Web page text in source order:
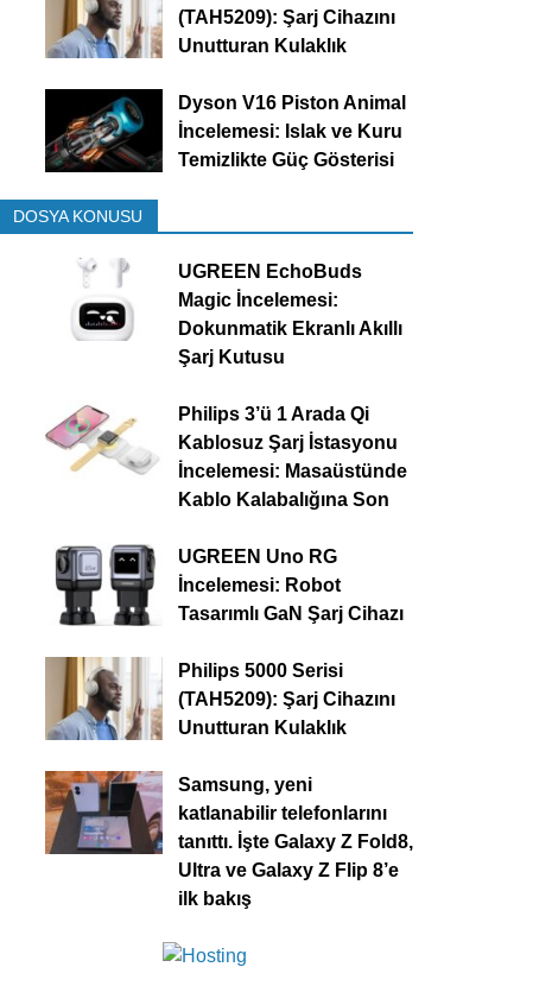
(TAH5209): Şarj Cihazını
Unutturan Kulaklık
Dyson V16 Piston Animal
İncelemesi: Islak ve Kuru
Temizlikte Güç Gösterisi
DOSYA KONUSU
UGREEN EchoBuds
Magic İncelemesi:
Dokunmatik Ekranlı Akıllı
Şarj Kutusu
Philips 3’ü 1 Arada Qi
Kablosuz Şarj İstasyonu
İncelemesi: Masaüstünde
Kablo Kalabalığına Son
UGREEN Uno RG
İncelemesi: Robot
Tasarımlı GaN Şarj Cihazı
Philips 5000 Serisi
(TAH5209): Şarj Cihazını
Unutturan Kulaklık
Samsung, yeni
katlanabilir telefonlarını
tanıttı. İşte Galaxy Z Fold8,
Ultra ve Galaxy Z Flip 8’e
ilk bakış